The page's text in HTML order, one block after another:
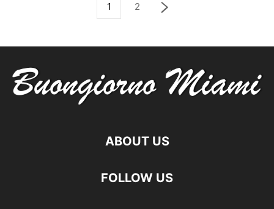
1 2
ABOUT US
FOLLOW US